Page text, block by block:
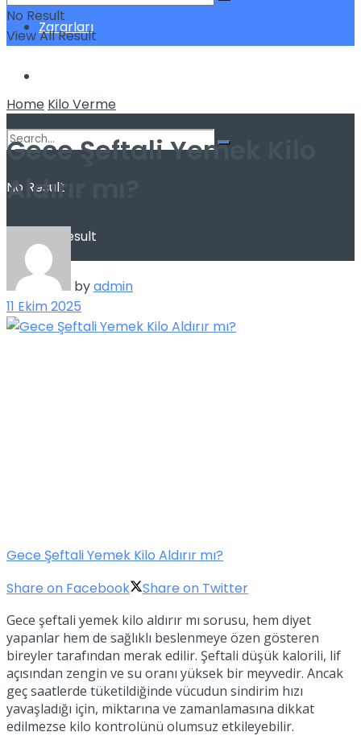
Zararları
No Result
View All Result
No Result
View All Result
Home Kilo Verme
Gece Şeftali Yemek Kilo
Aldırır mı?
byadmin
11 Ekim 2025
Gece Şeftali Yemek Kilo Aldırır mı?
Share on Facebook
Share on Twitter
Gece şeftali yemek kilo aldırır mı sorusu, hem diyet
yapanlar hem de sağlıklı beslenmeye özen gösteren
bireyler tarafından merak edilir. Şeftali düşük kalorili, lif
açısından zengin ve su oranı yüksek bir meyvedir. Ancak
geç saatlerde tüketildiğinde vücudun sindirim hızı
yavaşladığı için, miktarına ve zamanlamasına dikkat
edilmezse kilo kontrolünü olumsuz etkileyebilir.